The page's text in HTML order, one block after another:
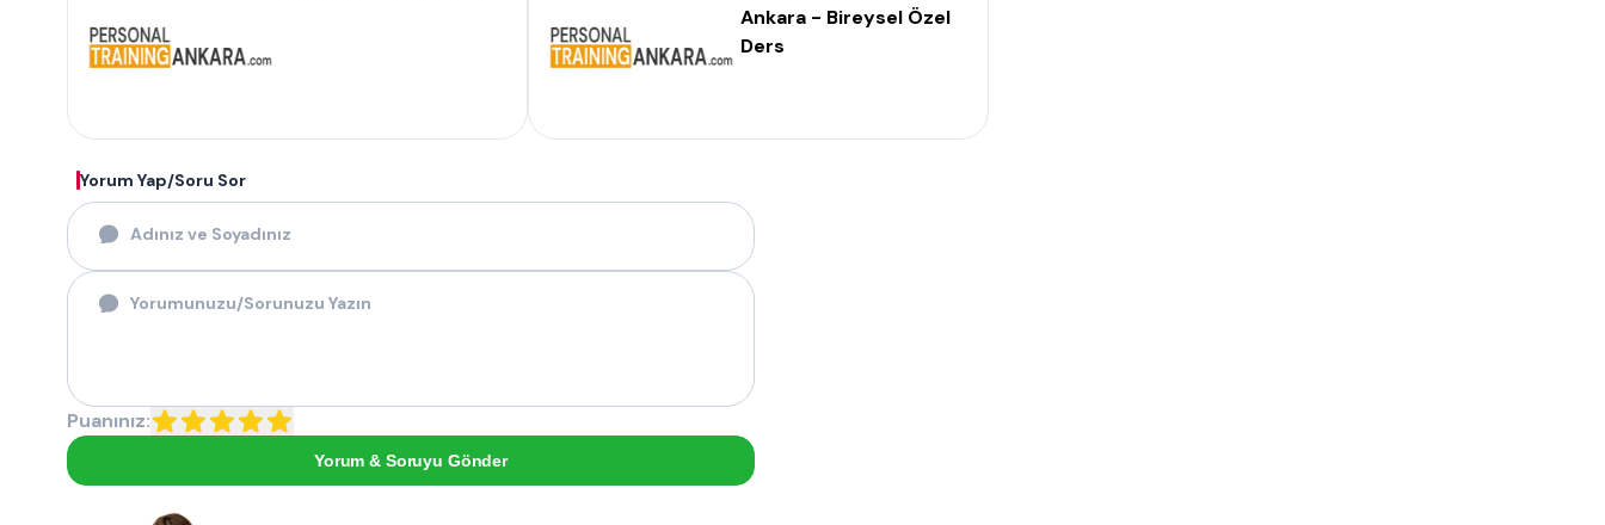
Ankara - Bireysel Özel
Ders
Yorum Yap/Soru Sor
Puanınız:
Yorum & Soruyu Gönder